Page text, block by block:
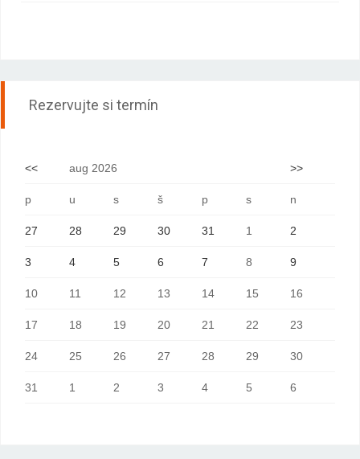
Rezervujte si termín
<< aug 2026 >>
p u s š p s n
27 28 29 30 31 1 2
3 4 5 6 7 8 9
10 11 12 13 14 15 16
17 18 19 20 21 22 23
24 25 26 27 28 29 30
31 1 2 3 4 5 6